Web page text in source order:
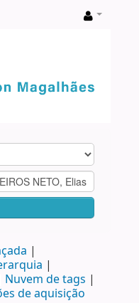
Nuvem de tags
de aquisição